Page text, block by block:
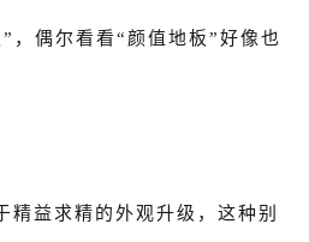
，偶尔看看“颜值地板”好像也
精益求精的外观升级，这种别